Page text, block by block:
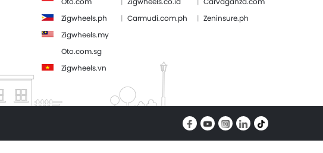
Zigwheels.ph
Carmudi.com.ph
Zeninsure.ph
Zigwheels.my
Oto.com.sg
Zigwheels.vn